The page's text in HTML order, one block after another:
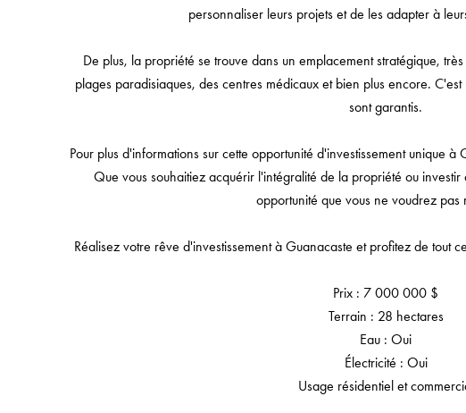
personnaliser leurs projets et de les adapter à
De plus, la propriété se trouve dans un emplacement stratégique,
plages paradisiaques, des centres médicaux et bien plus encore.
sont garantis.
Pour plus d'informations sur cette opportunité d'investissement unique
Que vous souhaitiez acquérir l'intégralité de la propriété ou investir
opportunité que vous ne voudrez pas
Réalisez votre rêve d'investissement à Guanacaste et profitez de tout
Prix : 7 000 000 $
Terrain : 28 hectares
Eau : Oui
Électricité : Oui
Usage résidentiel et